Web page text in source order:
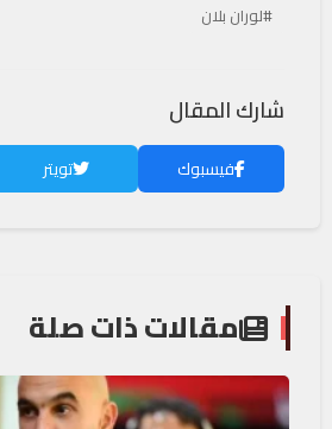
#لوران بلان
شارك المقال
فيسبوك تويتر
مقالات ذات صلة